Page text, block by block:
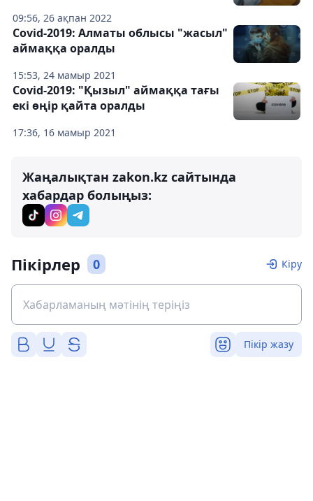
09:56, 26 ақпан 2022
15:53, 24 мамыр 2021
Covid-2019: Алматы облысы "жасыл"
аймаққа оралды
17:36, 16 мамыр 2021
Covid-2019: "Қызыл" аймаққа тағы
екі өңір қайта оралды
Жаңалықтан zakon.kz сайтында
хабардар болыңыз:
Пікірлер 0 Кіру
Пікір жазу